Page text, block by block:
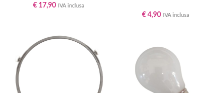
€ 17,90 IVA inclusa
€ 4,90 IVA inclusa